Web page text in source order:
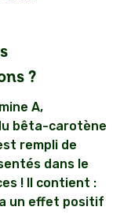
?
A,
bêta-carotène
rempli de
dans le
! Il contient :
un effet positif